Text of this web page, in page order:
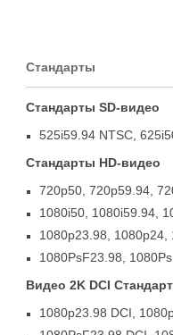
Cтандарты
Стандарты SD-видео
525i59.94 NTSC
Стандарты HD-видео
720p50 720p59.94
1080i50 1080i59.94
1080p23.98
1080p24
1080PsF23.98
Видео 2K DCI
1080p23.98 DCI